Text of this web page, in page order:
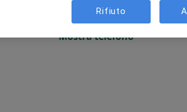
Non ci sono agende disponibili!
Mostra telefono
Rifiuto